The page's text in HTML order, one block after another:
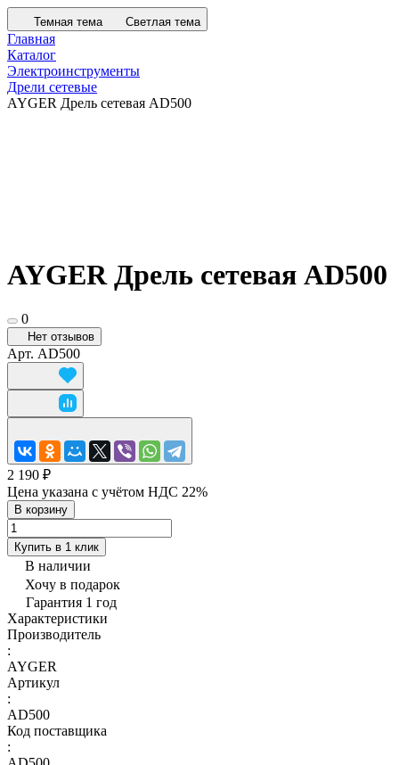
Темная тема Светлая тема
Главная
Каталог
Электроинструменты
Дрели сетевые
AYGER Дрель сетевая AD500
AYGER Дрель сетевая AD500
0
Нет отзывов
Арт. AD500
2 190 ₽
Цена указана с учётом НДС 22%
В корзину
Купить в 1 клик
В наличии
Хочу в подарок
Гарантия 1 год
Характеристики
Производитель
:
AYGER
Артикул
:
AD500
Код поставщика
: